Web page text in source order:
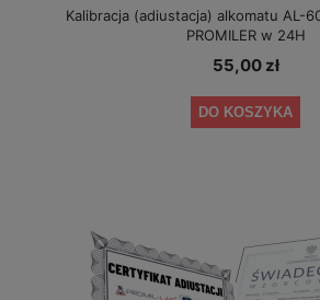
Kalibracja (adiustacja) alkomatu AL-
PROMILER w 24H
55,00 zł
DO KOSZYKA